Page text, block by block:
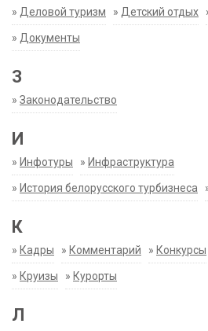
» Деловой туризм » Детский отдых
» Документы
З
» Законодательство
И
» Инфотуры » Инфраструктура
» История белорусского турбизнеса
К
» Кадры » Комментарий » Конкурсы
» Круизы » Курорты
Л